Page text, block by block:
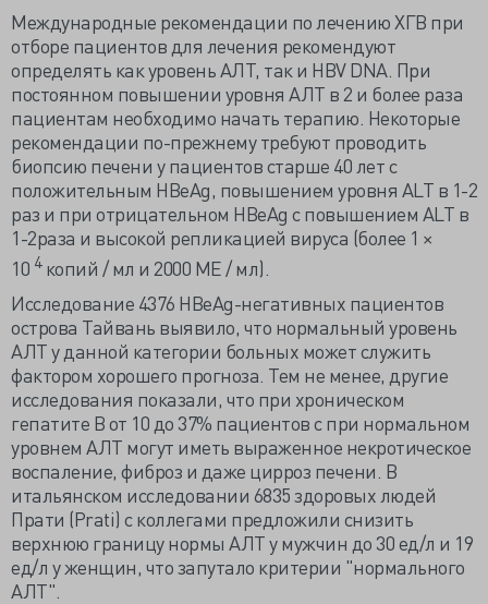
Международные рекомендации по лечению ХГВ при
отборе пациентов для лечения рекомендуют
определять как уровень АЛТ, так и HBV DNA. При
постоянном повышении уровня АЛТ в 2 и более раза
пациентам необходимо начать терапию. Некоторые
рекомендации по-прежнему требуют проводить
биопсию печени у пациентов старше 40 лет с
положительным HBeAg, повышением уровня ALT в 1-2
раз и при отрицательном HBeAg с повышением ALT в
1-2раза и высокой репликацией вируса (более 1 ×
10 4копий / мл и 2000 МЕ / мл).
Исследование 4376 HBeAg-негативных пациентов
острова Тайвань выявило, что нормальный уровень
АЛТ у данной категории больных может служить
фактором хорошего прогноза. Тем не менее, другие
исследования показали, что при хроническом
гепатите В от 10 до 37% пациентов с при нормальном
уровнем АЛТ могут иметь выраженное некротическое
воспаление, фиброз и даже цирроз печени. В
итальянском исследовании 6835 здоровых людей
Прати (Prati) с коллегами предложили снизить
верхнюю границу нормы АЛТ у мужчин до 30 ед/л и 19
ед/л у женщин, что запутало критерии "нормального
АЛТ".